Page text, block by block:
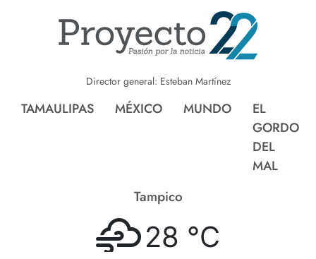
Director general: Esteban Martínez
TAMAULIPAS MÉXICO MUNDO
EL
GORDO
DEL
MAL
Tampico
28 °C